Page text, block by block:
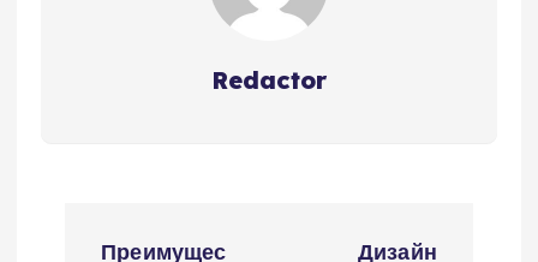
Redactor
Преимущес
Дизайн